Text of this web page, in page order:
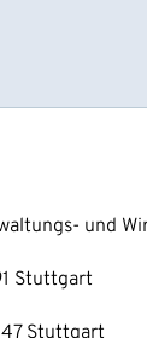
und
Stuttgart